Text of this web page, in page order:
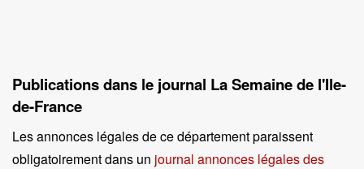
Publications dans le journal La Semaine de l'Ile-
de-France
Les annonces légales de ce département paraissent
obligatoirement dans un journal annonces légales des